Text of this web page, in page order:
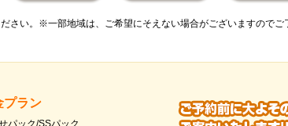
さい。※一部地域は、ご希望にそえない場合がございますのでご
プラン
パック/SSパック